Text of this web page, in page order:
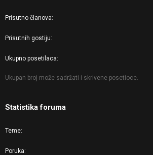
Prisutno članova
Prisutnih gostiju
Ukupno posetilaca
Ukupan broj može sadržati i skrivene posetioce.
Statistika foruma
Teme
Poruka